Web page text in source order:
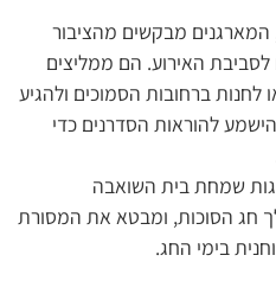
מבקשים מהציבור
האירוע. הם ממליצים
ברחובות הסמוכים ולהגיע
להוראות הסדרנים כדי
שמחת בית השואבה
חג הסוכות, ומבטא את המסורת
בימי החג.